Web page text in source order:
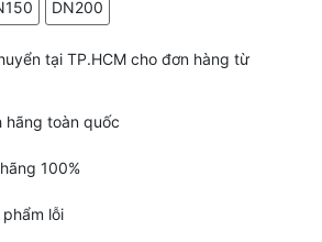
DN200
tại TP.HCM cho đơn hàng từ
hãng toàn quốc
100%
phẩm lỗi